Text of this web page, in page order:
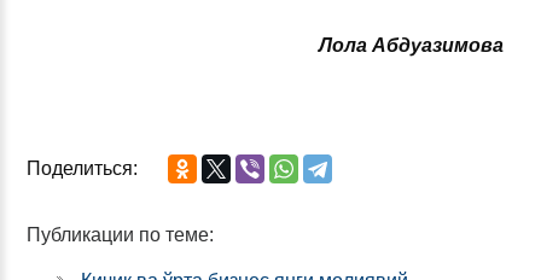
Лола Абдуазимова
Поделиться:
Публикации по теме: